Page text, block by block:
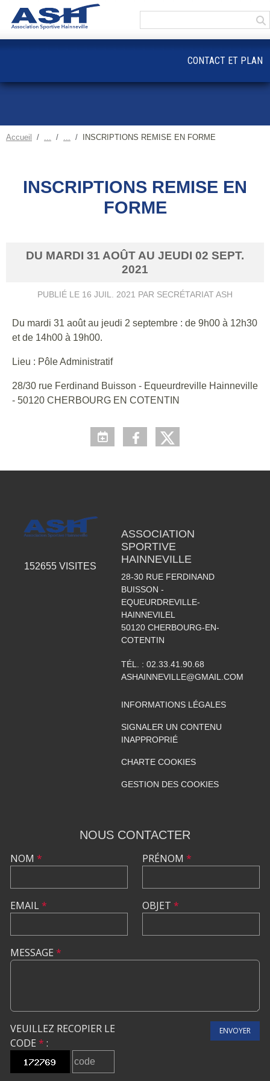
Accueil INSCRIPTIONS REMISE EN FORME
INSCRIPTIONS REMISE EN
FORME
DU MARDI 31 AOÛT AU JEUDI 02 SEPT.
2021
PUBLIÉ LE 16 JUIL. 2021 PAR SECRÉTARIAT ASH
Du mardi 31 août au jeudi 2 septembre : de 9h00 à 12h30
et de 14h00 à 19h00.
Lieu : Pôle Administratif
28/30 rue Ferdinand Buisson - Equeurdreville Hainneville
- 50120 CHERBOURG EN COTENTIN
CONTACT ET PLAN
152655 VISITES
ASSOCIATION
SPORTIVE
HAINNEVILLE
28-30 RUE FERDINAND
BUISSON -
EQUEURDREVILLE-
HAINNEVILEL
50120 CHERBOURG-EN-
COTENTIN
TÉL. : 02.33.41.90.68
ASHAINNEVILLE@GMAIL.COM
INFORMATIONS LÉGALES
SIGNALER UN CONTENU
INAPPROPRIÉ
CHARTE COOKIES
GESTION DES COOKIES
NOUS CONTACTER
NOM *
EMAIL*
PRÉNOM *
OBJET *
MESSAGE *
VEUILLEZ RECOPIER LE
CODE * :
ENVOYER
Panneau de gestion des cookies